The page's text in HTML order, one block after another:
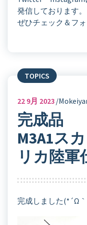
発信しております。
ぜひチェック＆フ
TOPICS
22 9月 2023
完成品
M3A1ス
リカ陸軍
完成しました(*´ω